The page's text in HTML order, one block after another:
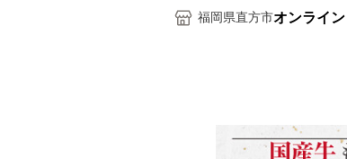
福岡県直方市オンライ